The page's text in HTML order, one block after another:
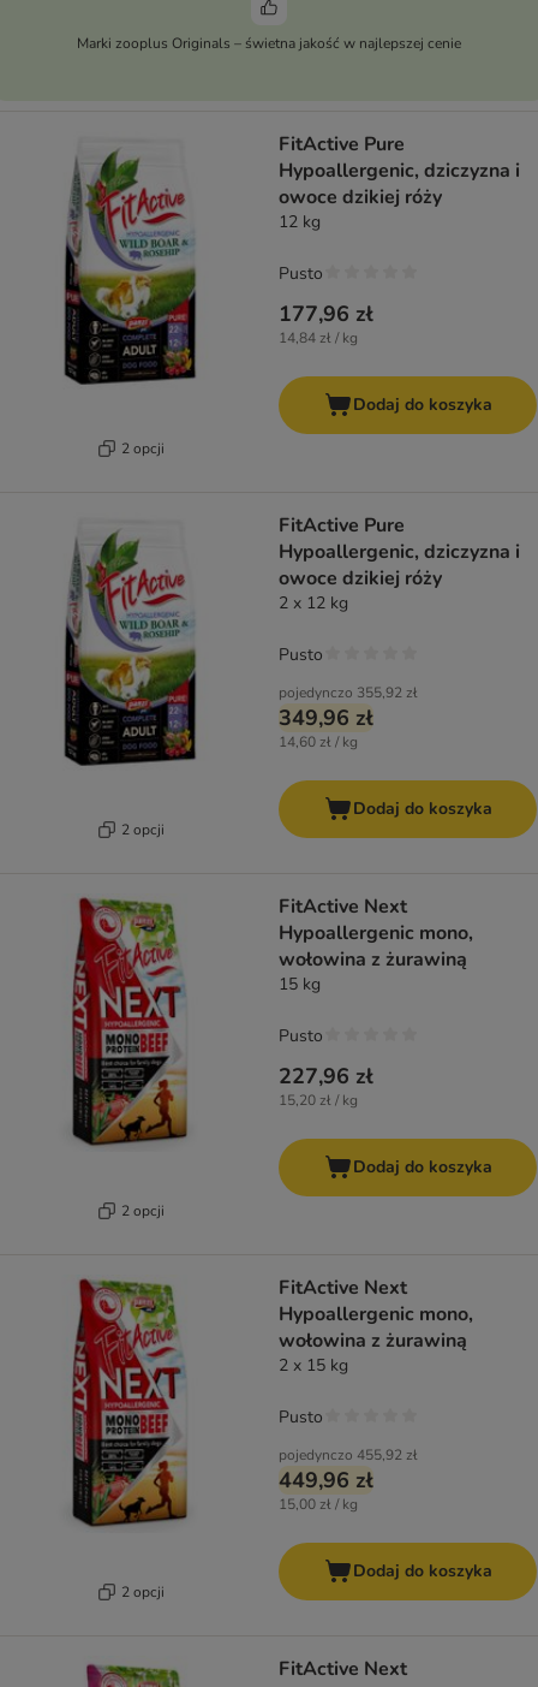
Marki zooplus Originals – świetna jakość w najlepszej cenie
2 opcji
FitActive Pure
Hypoallergenic, dziczyzna i
owoce dzikiej róży
12 kg
177,96 zł
14,84 zł / kg
Pusto
Dodaj do koszyka
2 opcji
FitActive Pure
Hypoallergenic, dziczyzna i
owoce dzikiej róży
2 x 12 kg
pojedynczo 355,92 zł
349,96 zł
14,60 zł / kg
Pusto
Dodaj do koszyka
2 opcji
FitActive Next
Hypoallergenic mono,
wołowina z żurawiną
15 kg
227,96 zł
15,20 zł / kg
Pusto
Dodaj do koszyka
2 opcji
FitActive Next
Hypoallergenic mono,
wołowina z żurawiną
2 x 15 kg
pojedynczo 455,92 zł
449,96 zł
15,00 zł / kg
Pusto
Dodaj do koszyka
FitActive Next